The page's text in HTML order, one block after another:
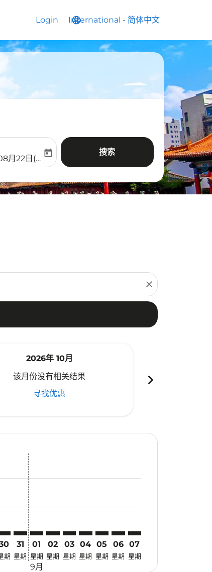
Login language
International - 简体中文
keyboard_arrow_down
labelreturn-date-aria-label
月22日(周六)
today 搜索
close
2026年 10月
该月份没有相关结果
寻找优惠
chevron_right
找优惠
寻找优惠寻找优惠寻找优惠
disclaimer. 寻找优惠
offers-disclaimer. 寻找优惠
view-offers-disclaimer. 寻找优惠
cmp-view-offers-disclaimer. 寻找优惠
cmp-view-offers-disclaimer. 寻找优惠
LGK–KMG: cmp-view-offers-disclaimer. 寻找优惠
期
LGK–KMG: cmp-view-offers-disclaimer. 寻找优惠
31
星期
01
星期
9月
02
星期
03
星期
04
星期
05
星期
06
星期
07
星期